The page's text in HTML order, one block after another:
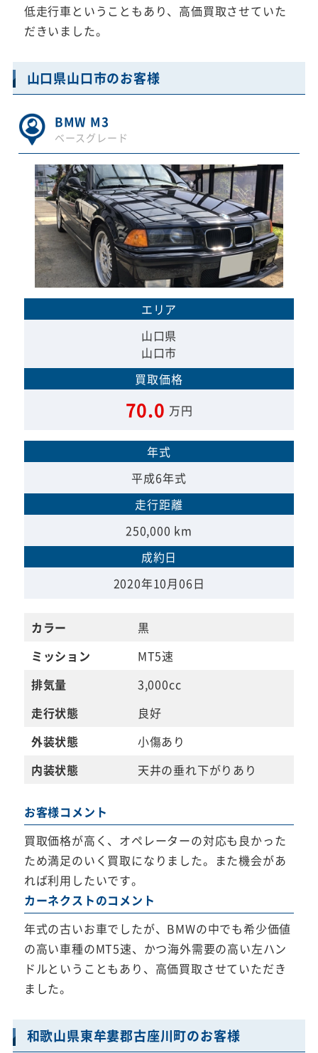
低走行車ということもあり、高価買取させていた
だきいました。
山口県山口市のお客様
BMW M3
ベースグレード
エリア
山口県
山口市
買取価格
70.0 万円
年式
平成6年式
走行距離
250,000 km
成約日
2020年10月06日
カラー
黒
ミッション
MT5速
排気量
3,000cc
走行状態
良好
外装状態
小傷あり
内装状態
天井の垂れ下がりあり
お客様コメント
買取価格が高く、オペレーターの対応も良かった
ため満足のいく買取になりました。また機会があ
れば利用したいです。
カーネクストのコメント
年式の古いお車でしたが、BMWの中でも希少価値
の高い車種のMT5速、かつ海外需要の高い左ハン
ドルということもあり、高価買取させていただき
ました。
和歌山県東牟婁郡古座川町のお客様